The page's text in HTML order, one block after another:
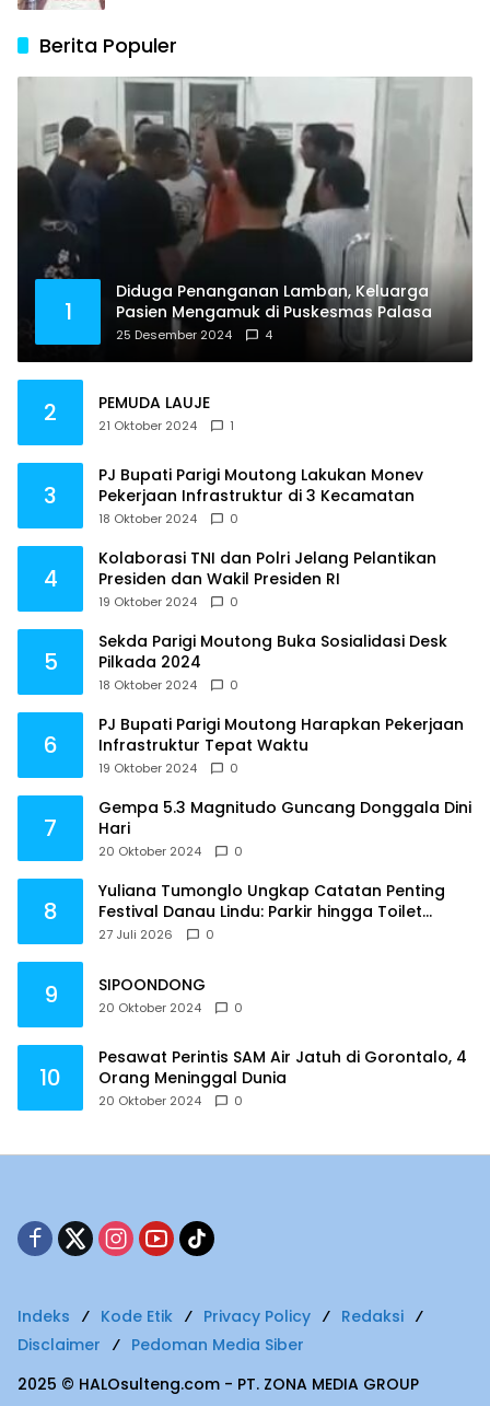
Berita Populer
1
Diduga Penanganan Lamban, Keluarga
Pasien Mengamuk di Puskesmas Palasa
25 Desember 2024 4
2 PEMUDA LAUJE
21 Oktober 2024 1
3
PJ Bupati Parigi Moutong Lakukan Monev
Pekerjaan Infrastruktur di 3 Kecamatan
18 Oktober 2024 0
4
Kolaborasi TNI dan Polri Jelang Pelantikan
Presiden dan Wakil Presiden RI
19 Oktober 2024 0
5
Sekda Parigi Moutong Buka Sosialidasi Desk
Pilkada 2024
18 Oktober 2024 0
6
PJ Bupati Parigi Moutong Harapkan Pekerjaan
Infrastruktur Tepat Waktu
19 Oktober 2024 0
7
Gempa 5.3 Magnitudo Guncang Donggala Dini
Hari
20 Oktober 2024 0
8
Yuliana Tumonglo Ungkap Catatan Penting
Festival Danau Lindu: Parkir hingga Toilet
Harus Jadi Prioritas
27 Juli 2026 0
9 SIPOONDONG
20 Oktober 2024 0
10
Pesawat Perintis SAM Air Jatuh di Gorontalo, 4
Orang Meninggal Dunia
20 Oktober 2024 0
Indeks Kode Etik Privacy Policy
Redaksi
Disclaimer
Pedoman Media Siber
2025 © HALOsulteng.com - PT. ZONA MEDIA GROUP